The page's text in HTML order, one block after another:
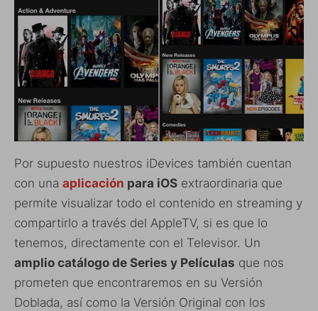
Por supuesto nuestros iDevices también cuentan
con una aplicación para iOS extraordinaria que
permite visualizar todo el contenido en streaming y
compartirlo a través del AppleTV, si es que lo
tenemos, directamente con el Televisor. Un
amplio catálogo de Series y Películas que nos
prometen que encontraremos en su Versión
Doblada, así como la Versión Original con los